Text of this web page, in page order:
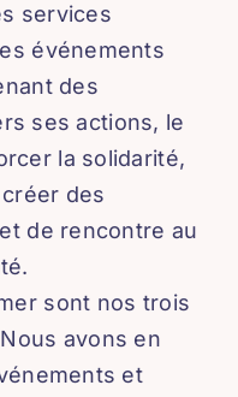
services
événements
des
ses actions, le
la solidarité,
des
de rencontre au
sont nos trois
avons en
et